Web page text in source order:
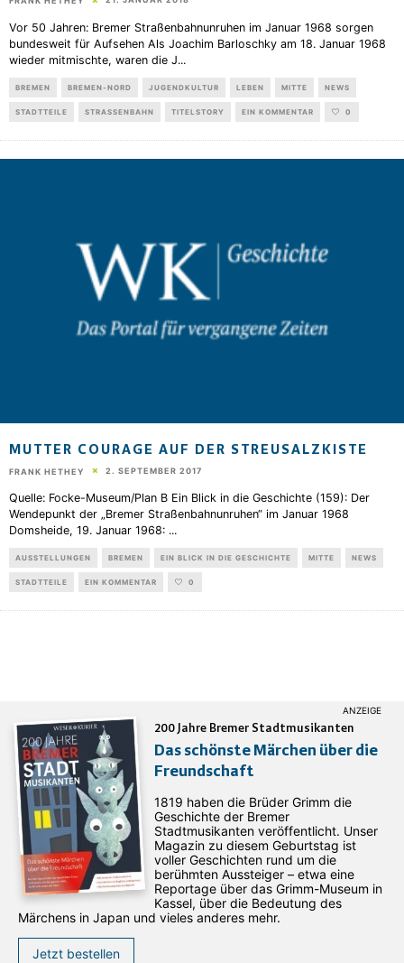
Vor 50 Jahren: Bremer Straßenbahnunruhen im Januar 1968 sorgen
bundesweit für Aufsehen Als Joachim Barloschky am 18. Januar 1968
wieder mitmischte, waren die J...
BREMEN BREMEN-NORD JUGENDKULTUR LEBEN MITTE NEWS
STADTTEILE STRASSENBAHN TITELSTORY EIN KOMMENTAR 0
MUTTER COURAGE AUF DER STREUSALZKISTE
FRANK HETHEY 2. SEPTEMBER 2017
Quelle: Focke-Museum/Plan B Ein Blick in die Geschichte (159): Der
Wendepunkt der „Bremer Straßenbahnunruhen“ im Januar 1968
Domsheide, 19. Januar 1968: ...
AUSSTELLUNGEN BREMEN EIN BLICK IN DIE GESCHICHTE MITTE NEWS
STADTTEILE EIN KOMMENTAR 0
200 Jahre Bremer Stadtmusikanten
Das schönste Märchen über die
Freundschaft
1819 haben die Brüder Grimm die
Geschichte der Bremer
Stadtmusikanten veröffentlicht. Unser
Magazin zu diesem Geburtstag ist
voller Geschichten rund um die
berühmten Aussteiger – etwa eine
Reportage über das Grimm-Museum in
Kassel, über die Bedeutung des
Märchens in Japan und vieles anderes mehr.
Jetzt bestellen